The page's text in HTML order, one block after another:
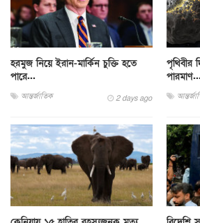
হরমুজ নিয়ে ইরান-মার্কিন চুক্তি হতে
পারে...
আন্তর্জাতিক 2 days ago
পৃথিবীর
পারমাণ...